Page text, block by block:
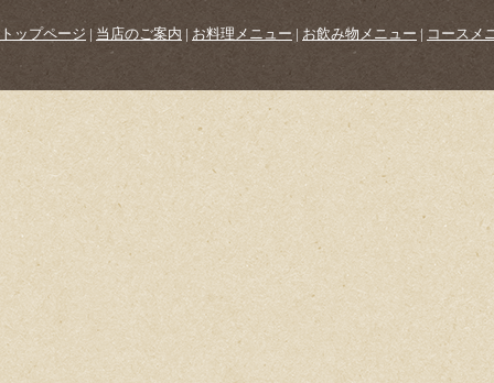
トップページ | 当店のご案内 | お料理メニュー | お飲み物メニュー | コースメ